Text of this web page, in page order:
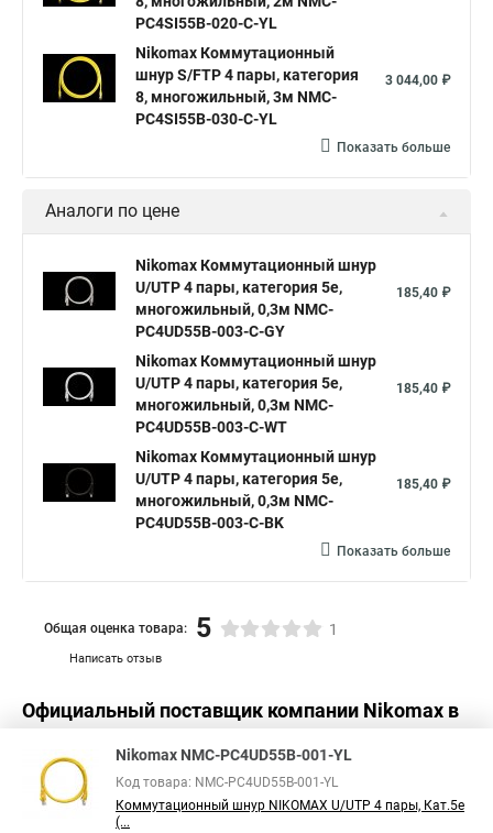
PC4SI55B-020-C-YL
Nikomax Коммутационный
шнур S/FTP 4 пары, категория
8, многожильный, 3м NMC-
PC4SI55B-030-C-YL
3 044,00 ₽
Показать больше
Аналоги по цене
Nikomax Коммутационный шнур
U/UTP 4 пары, категория 5е,
многожильный, 0,3м NMC-
PC4UD55B-003-C-GY
185,40 ₽
Nikomax Коммутационный шнур
U/UTP 4 пары, категория 5е,
многожильный, 0,3м NMC-
PC4UD55B-003-C-WT
185,40 ₽
Nikomax Коммутационный шнур
U/UTP 4 пары, категория 5е,
многожильный, 0,3м NMC-
PC4UD55B-003-C-BK
185,40 ₽
Показать больше
Написать отзыв
Общая оценка товара: 5 1
Официальный поставщик компании Nikomax в
Nikomax NMC-PC4UD55B-001-YL
Код товара: NMC-PC4UD55B-001-YL
Коммутационный шнур NIKOMAX U/UTP 4 пары, Кат.5е
(...